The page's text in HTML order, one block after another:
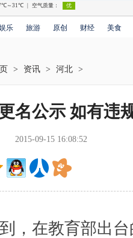
乐 旅游 原创 财经 美食
> 资讯 > 河北 >
名公示 如有违
2015-09-15 16:08:52
在教育部出台